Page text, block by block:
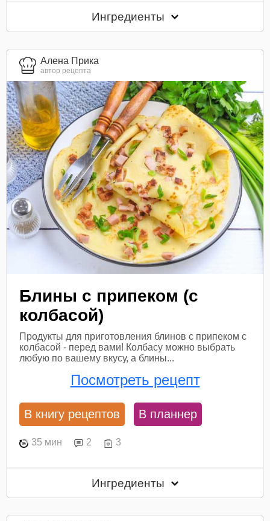
Ингредиенты
Алена Прика
автор рецепта
Блины с припеком (с
колбасой)
Продукты для приготовления блинов с припеком с
колбасой - перед вами! Колбасу можно выбрать
любую по вашему вкусу, а блины...
Посмотреть рецепт
В книгу рецептов В планнер
35 мин 2 3
Ингредиенты